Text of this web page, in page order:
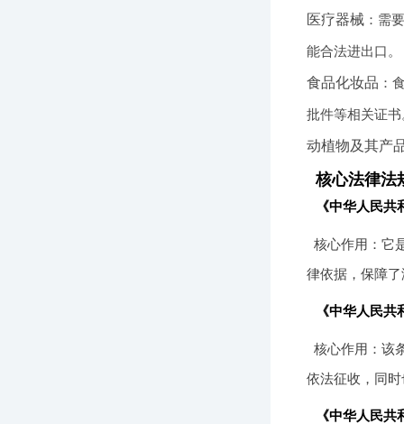
医疗器械 ：需
能合法进出口。
食品化妆品 ：
批件等相关证书
动植物及其产
核心法律法
《中华人民
核心作用：它
律依据，保障
《中华人民
核心作用：该
依法征收，同
《中华人民